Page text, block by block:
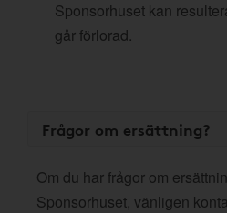
Sponsorhuset kan
går förlorad.
Frågor om ersättning?
Om du har frågor om
Sponsorhuset, vänligen